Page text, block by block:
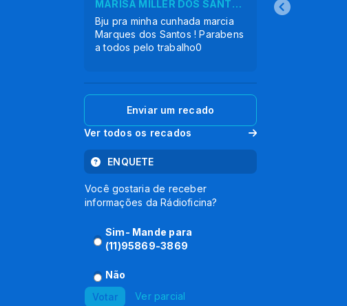
MARISA MILLER DOS SANTOS
Bju pra minha cunhada marcia
Marques dos Santos ! Parabens
a todos pelo trabalho0
Enviar um recado
Ver todos os recados
ENQUETE
Você gostaria de receber
informações da Rádioficina?
Sim- Mande para
(11)95869-3869
Não
Votar
Ver parcial